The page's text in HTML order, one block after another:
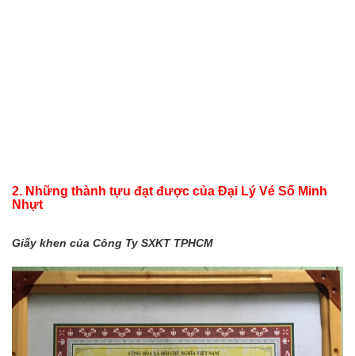
2. Những thành tựu đạt được của Đại Lý Vé Số Minh
Nhựt
Giấy khen của Công Ty SXKT TPHCM